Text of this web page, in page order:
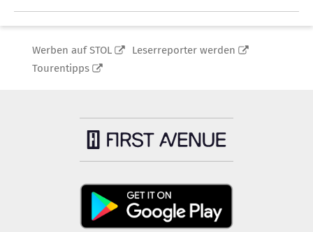
Werben auf STOL
Leserreporter werden
Tourentipps